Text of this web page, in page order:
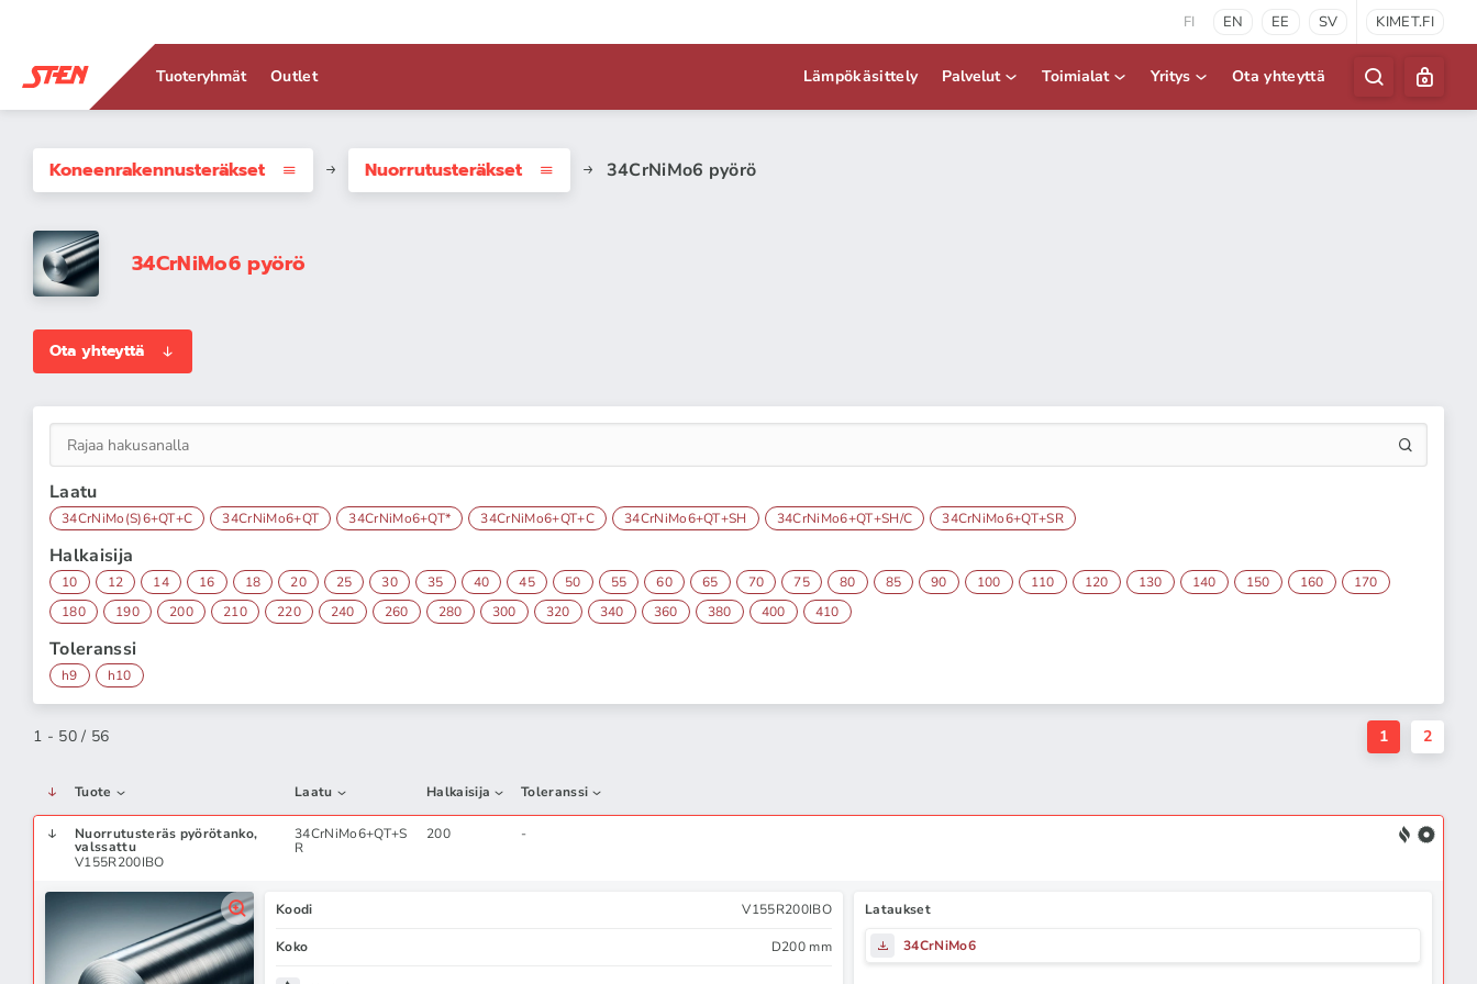
FI EN EE SV KIMET.FI
Tuoteryhmät Outlet Lämpökäsittely Palvelut Toimialat Yritys Ota yhteyttä
Koneenrakennus­teräkset Nuorrutusteräkset 34CrNiMo6 pyörö
34CrNiMo6 pyörö
Ota yhteyttä
Laatu
34CrNiMo(S)6+QT+C 34CrNiMo6+QT 34CrNiMo6+QT* 34CrNiMo6+QT+C 34CrNiMo6+QT+SH 34CrNiMo6+QT+SH/C 34CrNiMo6+QT+SR
Halkaisija
10 12 14 16 18 20 25 30 35 40 45 50 55 60 65 70 75 80 85 90 100 110 120 130 140 150 160
170
180
190 200 210 220 240 260 280 300 320 340 360 380 400 410
Toleranssi
h9 h10
1 - 50 / 56 1 2
Tuote Laatu Halkaisija Toleranssi
Nuorrutusteräs pyörötanko,
valssattu
V155R200IBO
34CrNiMo6+QT+S
R
200 -
Koodi V155R200IBO
Koko D200 mm
Lataukset
34CrNiMo6